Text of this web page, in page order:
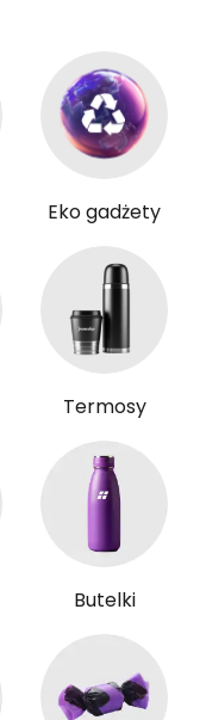
Eko gadżety
Termosy
Butelki